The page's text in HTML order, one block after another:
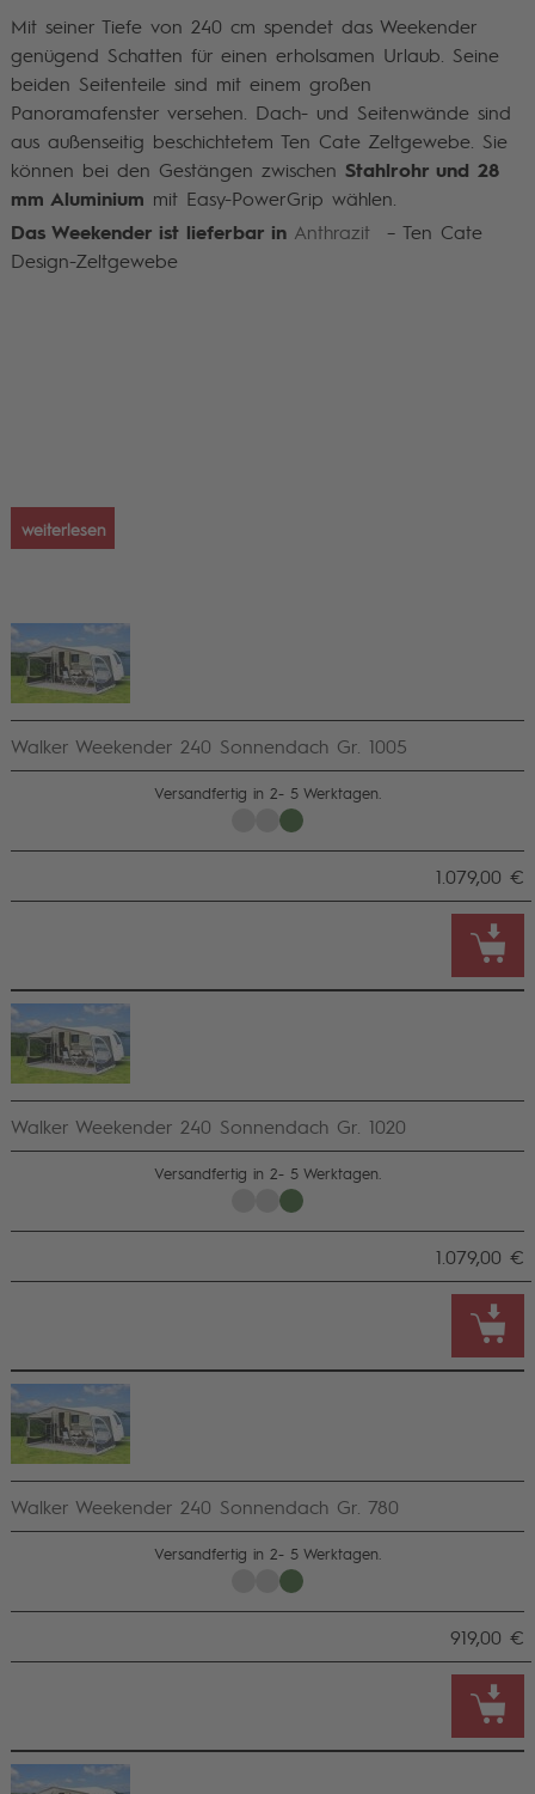
Mit seiner Tiefe von 240 cm spendet das Weekender
genügend Schatten für einen erholsamen Urlaub. Seine
beiden Seitenteile sind mit einem großen
Panoramafenster versehen. Dach- und Seitenwände sind
aus außenseitig beschichtetem Ten Cate Zeltgewebe. Sie
können bei den Gestängen zwischen Stahlrohr und 28
mm Aluminium mit Easy-PowerGrip wählen.
Das Weekender ist lieferbar in Anthrazit
– Ten Cate
Design-Zeltgewebe
weiterlesen
Walker Weekender 240 Sonnendach Gr. 1005
Versandfertig in 2- 5 Werktagen.
1.079,00 €
Walker Weekender 240 Sonnendach Gr. 1020
Versandfertig in 2- 5 Werktagen.
1.079,00 €
Walker Weekender 240 Sonnendach Gr. 780
Versandfertig in 2- 5 Werktagen.
919,00 €